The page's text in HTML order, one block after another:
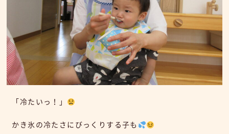
「冷たいっ！」
かき氷の冷たさにびっくりする子も